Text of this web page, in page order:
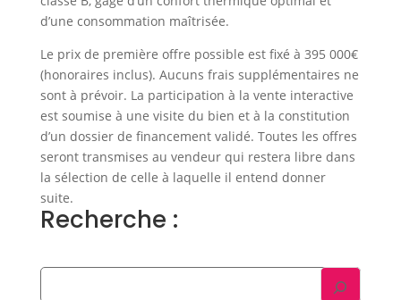
d’une consommation maîtrisée.
Le prix de première offre possible est fixé à 395 000€
(honoraires inclus). Aucuns frais supplémentaires ne
sont à prévoir. La participation à la vente interactive
est soumise à une visite du bien et à la constitution
d’un dossier de financement validé. Toutes les offres
seront transmises au vendeur qui restera libre dans
la sélection de celle à laquelle il entend donner
suite.
Recherche :